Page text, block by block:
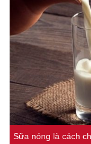
Sữa nóng là cách